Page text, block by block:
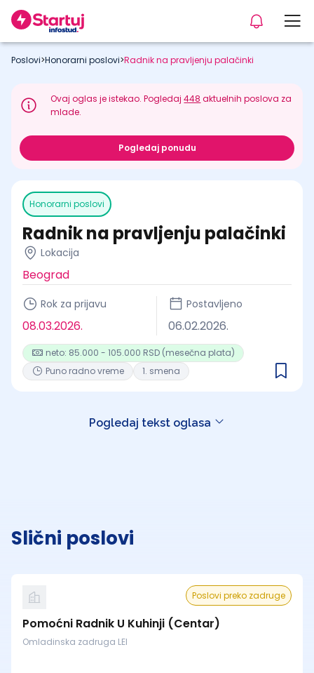
Poslovi>Honorarni poslovi>Radnik na pravljenju palačinki
Ovaj oglas je istekao. Pogledaj448 aktuelnih poslova za
mlade.
Pogledaj ponudu
Honorarni poslovi
Radnik na pravljenju palačinki
Lokacija
Beograd
Rok za prijavu
08.03.2026.
Postavljeno
06.02.2026.
neto: 85.000 - 105.000 RSD (mesečna plata)
Puno radno vreme
1. smena
Pogledaj tekst oglasa
Slični poslovi
Poslovi preko zadruge
Pomoćni Radnik U Kuhinji (Centar)
Omladinska zadruga LEI